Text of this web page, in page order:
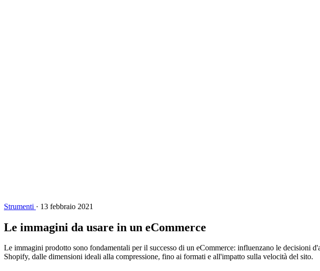
Strumenti · 13 febbraio 2021
Le immagini da usare in un eCommerce
Le immagini prodotto sono fondamentali per il successo di un eCommerce: influenzano le decisioni
Shopify, dalle dimensioni ideali alla compressione, fino ai formati e all'impatto sulla velocità del sito.